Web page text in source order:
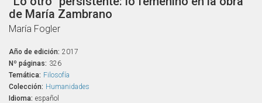
de María Zambrano
María Fogler
Año de edición: 2017
Nº páginas: 326
Temática: Filosofía
Colección: Humanidades
Idioma: español